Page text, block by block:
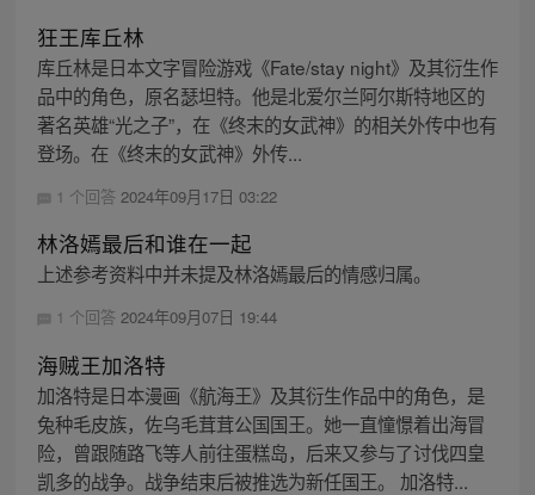
狂王库丘林
库丘林是日本文字冒险游戏《Fate/stay night》及其衍生作
品中的角色，原名瑟坦特。他是北爱尔兰阿尔斯特地区的
著名英雄“光之子”，在《终末的女武神》的相关外传中也有
登场。在《终末的女武神》外传...
1 个回答 2024年09月17日 03:22
林洛嫣最后和谁在一起
上述参考资料中并未提及林洛嫣最后的情感归属。
1 个回答 2024年09月07日 19:44
海贼王加洛特
加洛特是日本漫画《航海王》及其衍生作品中的角色，是
兔种毛皮族，佐乌毛茸茸公国国王。她一直憧憬着出海冒
险，曾跟随路飞等人前往蛋糕岛，后来又参与了讨伐四皇
凯多的战争。战争结束后被推选为新任国王。 加洛特...